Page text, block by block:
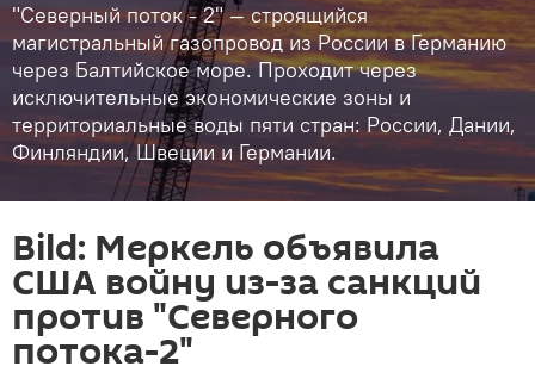
"Северный поток - 2" — строящийся
магистральный газопровод из России в Германию
через Балтийское море. Проходит через
исключительные экономические зоны и
территориальные воды пяти стран: России, Дании,
Финляндии, Швеции и Германии.
Bild: Меркель объявила
США войну из-за санкций
против "Северного
потока-2"